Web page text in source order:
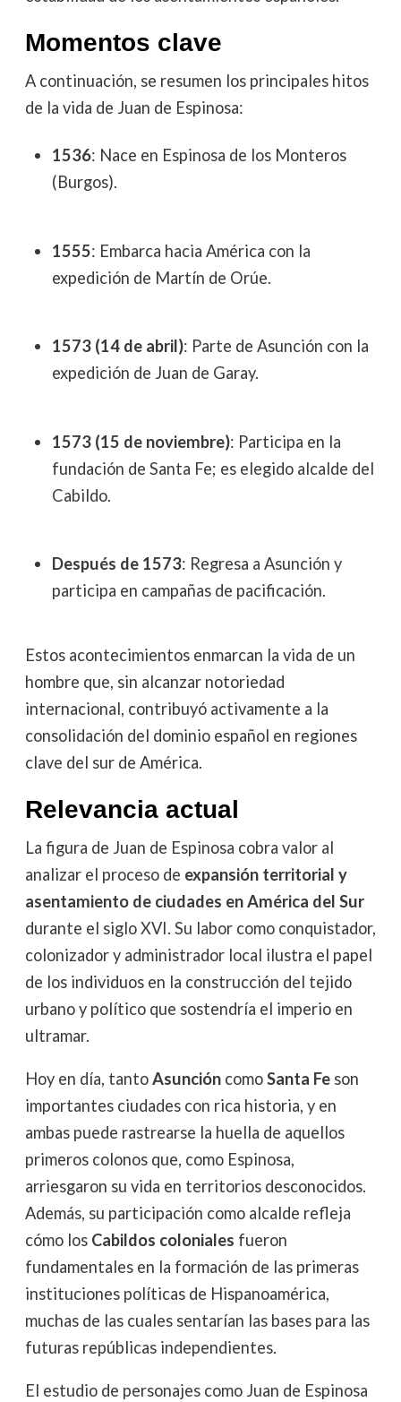
Momentos clave
A continuación, se resumen los principales hitos
de la vida de Juan de Espinosa:
1536: Nace en Espinosa de los Monteros
(Burgos).
1555: Embarca hacia América con la
expedición de Martín de Orúe.
1573 (14 de abril): Parte de Asunción con la
expedición de Juan de Garay.
1573 (15 de noviembre): Participa en la
fundación de Santa Fe; es elegido alcalde del
Cabildo.
Después de 1573: Regresa a Asunción y
participa en campañas de pacificación.
Estos acontecimientos enmarcan la vida de un
hombre que, sin alcanzar notoriedad
internacional, contribuyó activamente a la
consolidación del dominio español en regiones
clave del sur de América.
Relevancia actual
La figura de Juan de Espinosa cobra valor al
analizar el proceso de expansión territorial y
asentamiento de ciudades en América del Sur
durante el siglo XVI. Su labor como conquistador,
colonizador y administrador local ilustra el papel
de los individuos en la construcción del tejido
urbano y político que sostendría el imperio en
ultramar.
Hoy en día, tantoAsuncióncomoSanta Feson
importantes ciudades con rica historia, y en
ambas puede rastrearse la huella de aquellos
primeros colonos que, como Espinosa,
arriesgaron su vida en territorios desconocidos.
Además, su participación como alcalde refleja
cómo los Cabildos coloniales fueron
fundamentales en la formación de las primeras
instituciones políticas de Hispanoamérica,
muchas de las cuales sentarían las bases para las
futuras repúblicas independientes.
El estudio de personajes como Juan de Espinosa